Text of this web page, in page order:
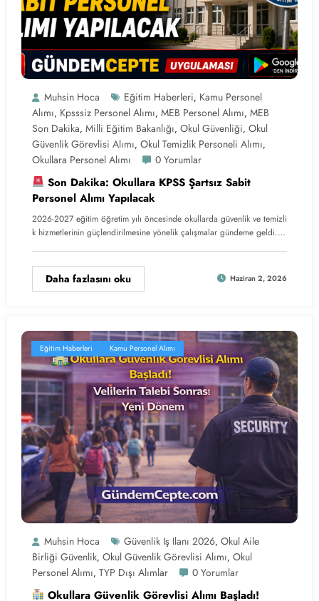
Muhsin Hoca Eğitim Haberleri, Kamu Personel
Alımı, Kpsssiz Personel Alımı, MEB Personel Alımı, MEB
Son Dakika, Milli Eğitim Bakanlığı, Okul Güvenliği, Okul
Güvenlik Görevlisi Alımı, Okul Temizlik Personeli Alımı,
Okullara Personel Alımı 0 Yorumlar
Son Dakika: Okullara KPSS Şartsız Sabit
Personel Alımı Yapılacak
2026-2027 eğitim öğretim yılı öncesinde okullarda güvenlik ve temizli
k hizmetlerinin güçlendirilmesine yönelik çalışmalar gündeme geldi.…
Daha fazlasını oku Haziran 2, 2026
Eğitim Haberleri Kamu Personel Alımı
Muhsin Hoca Güvenlik Iş Ilanı 2026, Okul Aile
Birliği Güvenlik, Okul Güvenlik Görevlisi Alımı, Okul
Personel Alımı, TYP Dışı Alımlar 0 Yorumlar
Okullara Güvenlik Görevlisi Alımı Başladı!